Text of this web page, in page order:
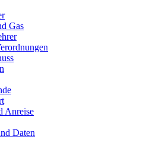
Gas
Anreise
Daten